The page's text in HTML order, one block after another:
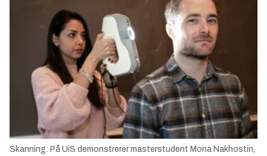
Skanning: På UiS demonstrerer masterstudent Mona Nakhostin,